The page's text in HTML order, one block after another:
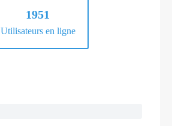
1951
Utilisateurs en ligne